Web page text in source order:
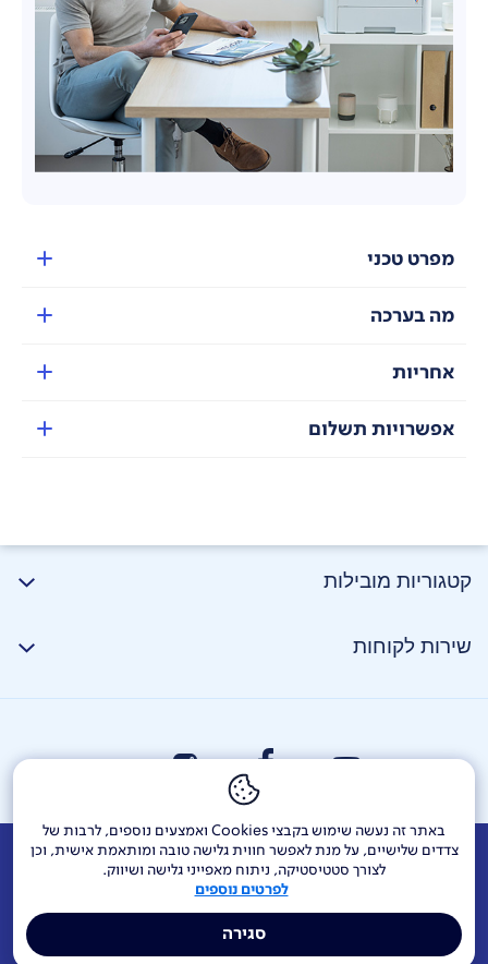
באתר זה נעשה שימוש בקבצי Cookies ואמצעים נוספים, לרבות של
צדדים שלישיים, על מנת לאפשר חווית גלישה טובה ומותאמת אישית, וכן
לצורך סטטיסטיקה, ניתוח מאפייני גלישה ושיווק.
לפרטים נוספים
סגירה
מפרט טכני
מה בערכה
אחריות
אפשרויות תשלום
קטגוריות מובילות
שירות לקוחות
אודות דרושים צור קשר Investor Relations
הודעות חברה
מוקדי שירות ופניות ציבור
144 בזק בינלאומי
אתר הרכש